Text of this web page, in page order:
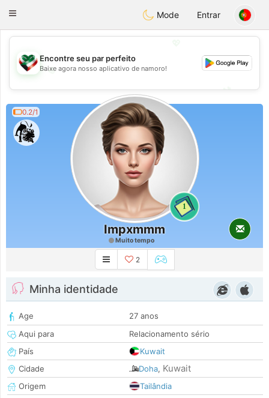
KuwaitChat
Toggle
Mode Entrar
💖
💕
💕
Encontre seu par perfeito
Baixe agora nosso aplicativo de namoro!
0.2/1
1
Impxmmm
Muito tempo
2
Minha identidade
Age
27 anos
Aqui para
Relacionamento sério
País
Kuwait
Cidade
Doha, Kuwait
Origem
Tailândia